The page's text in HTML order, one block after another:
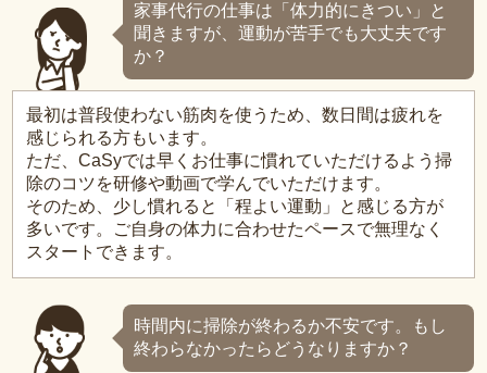
家事代行の仕事は「体力的にきつい」と
聞きますが、運動が苦手でも大丈夫です
か？
最初は普段使わない筋肉を使うため、数日間は疲れを
感じられる方もいます。
ただ、CaSyでは早くお仕事に慣れていただけるよう掃
除のコツを研修や動画で学んでいただけます。
そのため、少し慣れると「程よい運動」と感じる方が
多いです。ご自身の体力に合わせたペースで無理なく
スタートできます。
時間内に掃除が終わるか不安です。もし
終わらなかったらどうなりますか？